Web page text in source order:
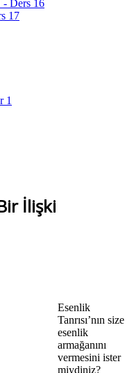
- Ders 16
17
1
İlişki
Esenlik
Tanrısı’nın size
esenlik
armağanını
vermesini ister
miydiniz?